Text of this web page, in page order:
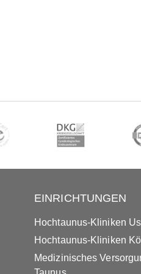
EINRICHTUNGEN
Hochtaunus-Kliniken
Hochtaunus-Kliniken
Medizinisches